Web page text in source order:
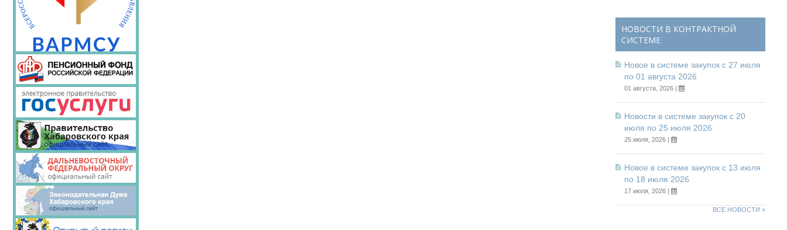
НОВОСТИ В КОНТРАКТНОЙ
СИСТЕМЕ
Новое в системе закупок с 27 июля
по 01 августа 2026
01 августа, 2026 |
Новости в системе закупок с 20
июля по 25 июля 2026
25 июля, 2026 |
Новое в системе закупок с 13 июля
по 18 июля 2026
17 июля, 2026 |
ВСЕ НОВОСТИ »